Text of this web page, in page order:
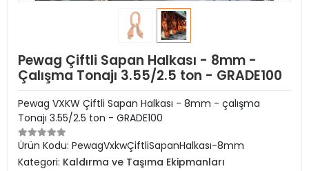
Pewag Çiftli Sapan Halkası - 8mm -
Çalışma Tonajı 3.55/2.5 ton - GRADE100
Pewag VXKW Çiftli Sapan Halkası - 8mm - çalışma
Tonajı 3.55/2.5 ton - GRADE100
Ürün Kodu: PewagVxkwÇiftliSapanHalkası-8mm
Kategori: Kaldırma ve Taşıma Ekipmanları